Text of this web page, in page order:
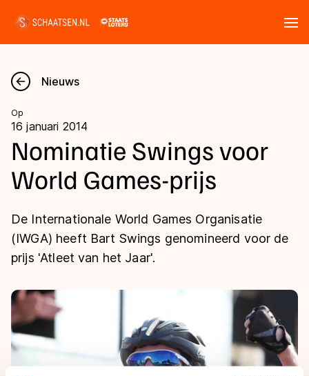
Nieuws
Kalender
Disciplines
Langebaan
Shorttrack
Kunstschaatsen
Schoonrijden
Uitslagen
Langebaan
Marathon
Inlineskaten
Kunstschaatsen
Tijden & historie
Ranglijsten Langebaan
Persoonlijke records & tijden
Historie & statistiek
De weg op
Inschrijven wedstrijden
Algemene Nederlandse Schaatstijd
Schaatsfans
Nieuws
Op
16 januari 2014
Nominatie Swings voor
World Games-prijs
De Internationale World Games Organisatie
(IWGA) heeft Bart Swings genomineerd voor de
prijs 'Atleet van het Jaar'.